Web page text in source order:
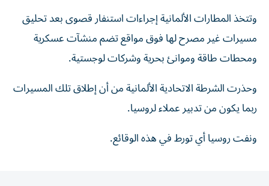
وتتخذ المطارات الألمانية إجراءات استنفار قصوى بعد تحليق
مسيرات غير مصرح لها فوق مواقع تضم ⁠منشآت عسكرية
ومحطات طاقة وموانئ بحرية وشركات لوجستية.
وحذرت الشرطة ​الاتحادية الألمانية من أن إطلاق تلك المسيرات
ربما يكون من تدبير عملاء لروسيا.
ونفت روسيا أي تورط في هذه الوقائع.